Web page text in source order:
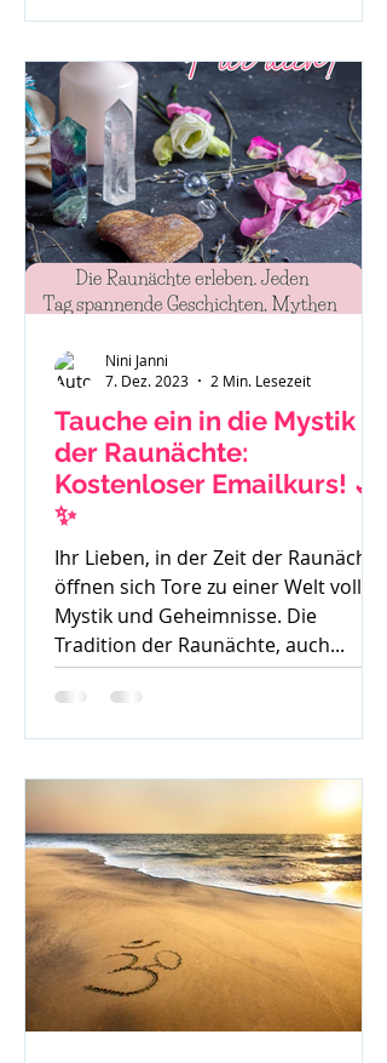
hilft nichts, ich muss funktionieren."
Auch Sätze wie: "Ich habe gar keine
Zeit mehr für mich." Mache dir bitte
immer bewusst - du bist ein
wichtiger Teil der Familie und das
Stimm
Tauche ein in die Mystik
der Raunächte:
Kostenloser Emailkurs! 🌙
✨
Ihr Lieben, in der Zeit der Raunächte
öffnen sich Tore zu einer Welt voller
Mystik und Geheimnisse. Die
Tradition der Raunächte, auch...
Nini Janni
7. Dez. 2023
2 Min. Lesezeit